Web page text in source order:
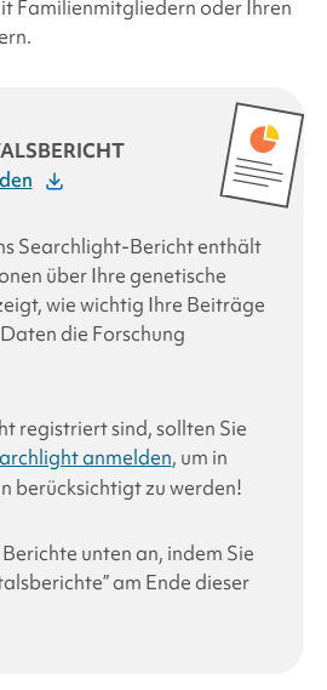
Familienmitgliedern oder Ihren
Searchlight-Berichtenthält
über Ihre genetische
wie wichtig Ihre Beiträge
die Forschung
registriert sind, sollten Sie
anmelden, um in
berücksichtigt zu werden!
unten an, indem Sie
am Ende dieser